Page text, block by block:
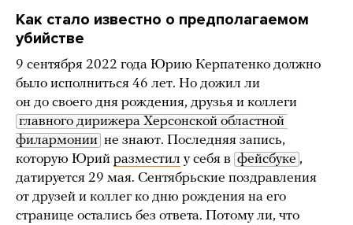
Как стало известно о предполагаемом
убийстве
9 сентября 2022 года Юрию Керпатенко должно
было исполниться 46 лет. Но дожил ли
он до своего дня рождения, друзья и коллеги
главного дирижера Херсонской областной
филармонии не знают. Последняя запись,
которую Юрий разместил у себя в фейсбуке ,
датируется 29 мая. Сентябрьские поздравления
от друзей и коллег ко дню рождения на его
странице остались без ответа. Потому ли, что